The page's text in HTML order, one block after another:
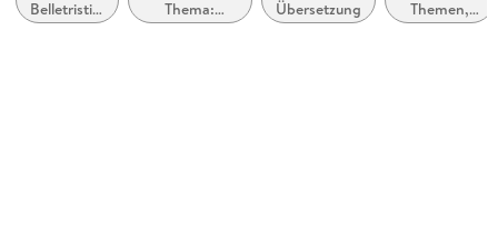
Dieter E. Zimmer
Belletristik:
allgemein
Thema:
Identität /
Übersetzung
Themen,
Stoffe,